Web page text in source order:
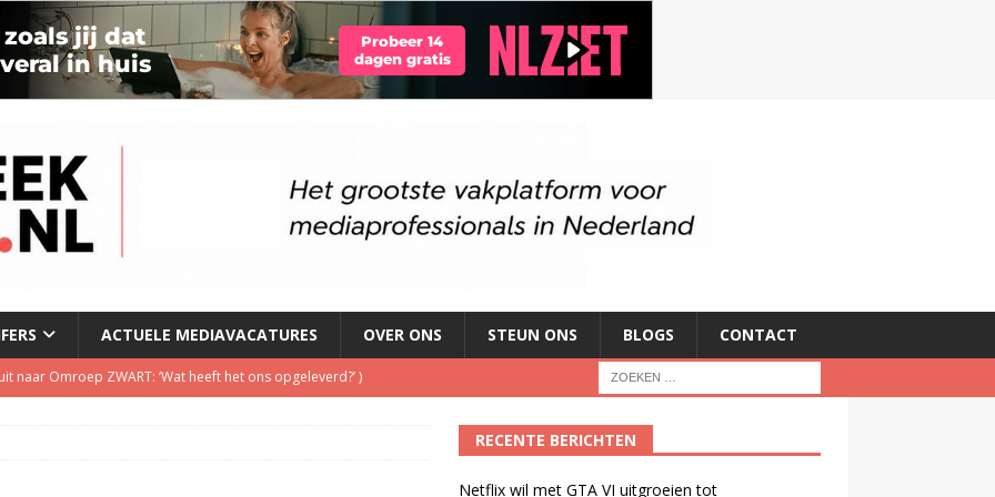
ACTUELE MEDIAVACATURES OVER ONS STEUN ONS BLOGS CONTACT
naar Omroep ZWART: ‘Wat heeft het ons opgeleverd?’)
boven Sunset Boulevard
voor Meta?
RECENTE BERICHTEN
Netflix wil met GTA VI uitgroeien tot